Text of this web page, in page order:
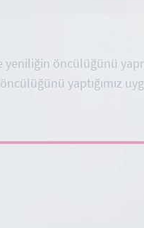
öncülüğünü
yaptığımız